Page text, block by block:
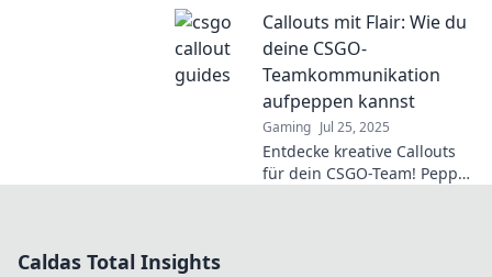
Werde zum Meister und
überliste deine Gegner!
Callouts mit Flair: Wie du
deine CSGO-
Teamkommunikation
aufpeppen kannst
Gaming Jul 25, 2025
Entdecke kreative Callouts
für dein CSGO-Team! Peppe
Caldas Total Insights